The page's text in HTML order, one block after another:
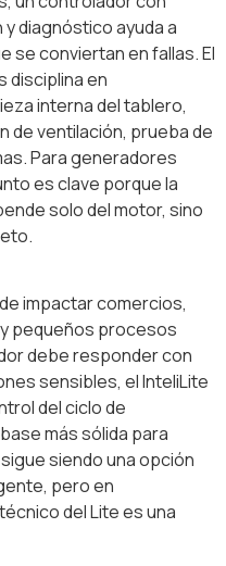
diagnóstico ayuda a
se conviertan en fallas. El
disciplina en
interna del tablero,
de ventilación, prueba de
Para generadores
es clave porque la
solo del motor, sino
impactar comercios,
pequeños procesos
debe responder con
sensibles, el InteliLite
del ciclo de
más sólida para
siendo una opción
pero en
del Lite es una